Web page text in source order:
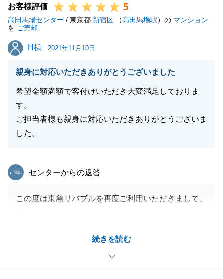
くために都度お時間をいただけたことでタイムリーな
お話もスムーズに進めることができ、良縁を結ぶこと
ができました。
売主様のご協力感謝いたします。
この度はおめでとうございました。"
閉じる
お客様評価 5
高田馬場センター / 東京都 新宿区 （高田馬場駅）の マンション
を ご売却
H様
H様 2021年11月10日
親身に対応いただきありがとうございました
希望金額満額で客付けいただき大変満足しておりま
す。
ご担当者様も親身に対応いただきありがとうございま
した。
続きを読む
東急リバブル
センターからの返答
この度は東急リバブルを再度ご利用いただきまして、
頂き、とても感謝しております。
また、担当者の異動でご不安にさせたことと思いま
す。